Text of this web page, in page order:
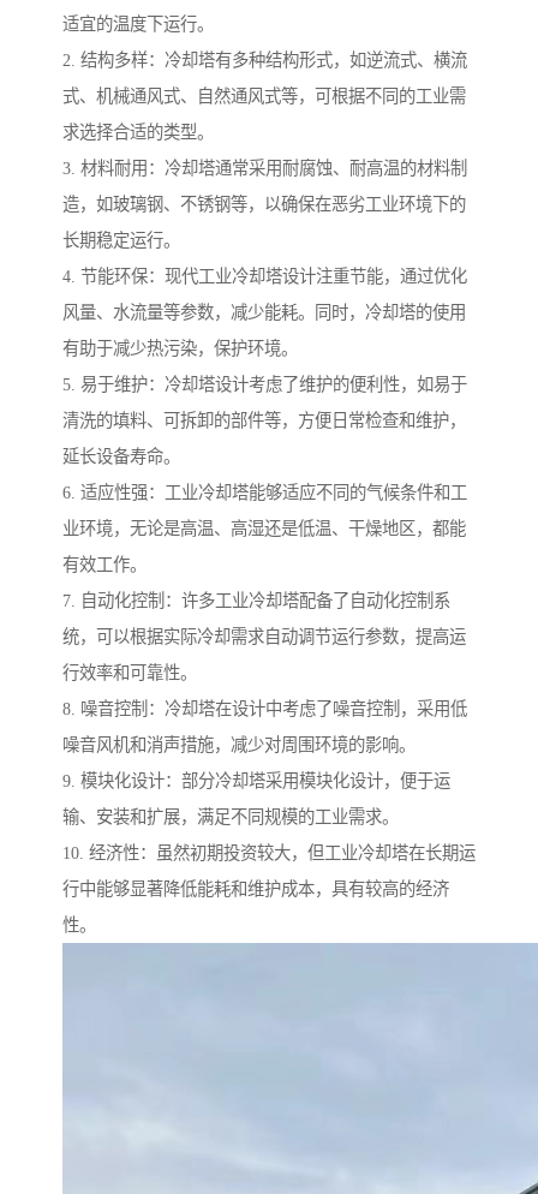
适宜的温度下运行。
2. 结构多样：冷却塔有多种结构形式，如逆流式、横流
式、机械通风式、自然通风式等，可根据不同的工业需
求选择合适的类型。
3. 材料耐用：冷却塔通常采用耐腐蚀、耐高温的材料制
造，如玻璃钢、不锈钢等，以确保在恶劣工业环境下的
长期稳定运行。
4. 节能环保：现代工业冷却塔设计注重节能，通过优化
风量、水流量等参数，减少能耗。同时，冷却塔的使用
有助于减少热污染，保护环境。
5. 易于维护：冷却塔设计考虑了维护的便利性，如易于
清洗的填料、可拆卸的部件等，方便日常检查和维护，
延长设备寿命。
6. 适应性强：工业冷却塔能够适应不同的气候条件和工
业环境，无论是高温、高湿还是低温、干燥地区，都能
有效工作。
7. 自动化控制：许多工业冷却塔配备了自动化控制系
统，可以根据实际冷却需求自动调节运行参数，提高运
行效率和可靠性。
8. 噪音控制：冷却塔在设计中考虑了噪音控制，采用低
噪音风机和消声措施，减少对周围环境的影响。
9. 模块化设计：部分冷却塔采用模块化设计，便于运
输、安装和扩展，满足不同规模的工业需求。
10. 经济性：虽然初期投资较大，但工业冷却塔在长期运
行中能够显著降低能耗和维护成本，具有较高的经济
性。